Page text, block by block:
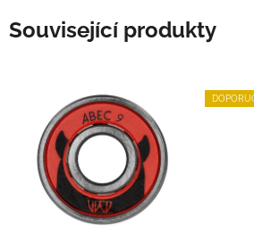
Související produkty